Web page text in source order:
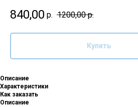
840,00 р. 1200,00 р.
Купить
Описание
Характеристики
Как заказать
Описание